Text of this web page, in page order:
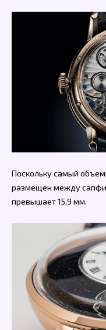
Поскольку самый
размещен между
превышает 15,9 мм.